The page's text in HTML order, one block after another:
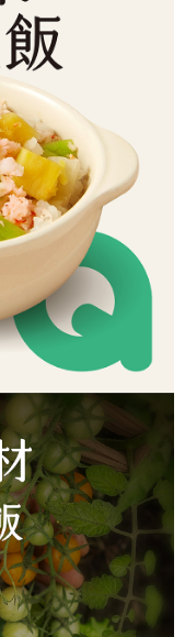
的，商店將以您的個人
進項蒐集、處理及利用，
核對及更正。
userRule
面顯示為準，若有關於
請聯繫「AFTEE先享後付
support/home
先享後付」服務完成之交
交易相關給付款項請求債
人之同意方可使用
失，本公司不負相關責
之用戶狀況，依本公司即
形，本公司將視審查結果
若發現惡意使用之情形，
度並採取法律行動。